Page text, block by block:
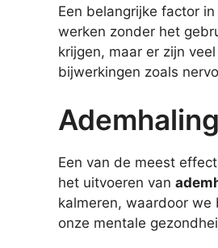
Een belangrijke factor
werken zonder het
krijgen, maar er zijn
bijwerkingen zoals
Een van de meest
het uitvoeren van
kalmeren, waardoor
onze mentale